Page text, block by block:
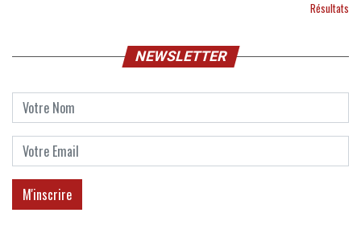
Résultats
NEWSLETTER